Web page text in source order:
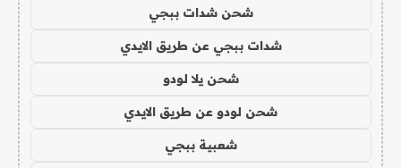
شحن شدات ببجي
شدات ببجي عن طريق الايدي
شحن يلا لودو
شحن لودو عن طريق الايدي
شعبية ببجي